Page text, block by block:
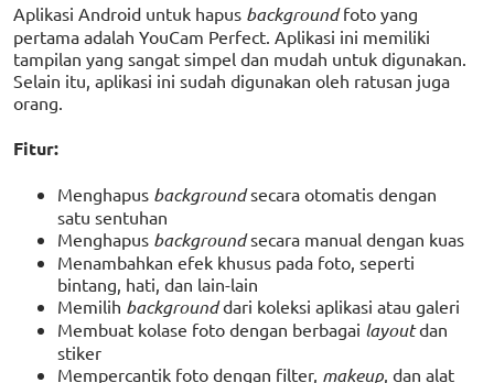
Aplikasi Android untuk hapus backgroundfoto yang
pertama adalah YouCam Perfect. Aplikasi ini memiliki
tampilan yang sangat simpel dan mudah untuk digunakan.
Selain itu, aplikasi ini sudah digunakan oleh ratusan juga
orang.
Fitur:
Menghapus backgroundsecara otomatis dengan
satu sentuhan
Menghapus backgroundsecara manual dengan kuas
Menambahkan efek khusus pada foto, seperti
bintang, hati, dan lain-lain
Memilih backgrounddari koleksi aplikasi atau galeri
Membuat kolase foto dengan berbagai layoutdan
stiker
Mempercantik foto dengan filter, makeup, dan alat